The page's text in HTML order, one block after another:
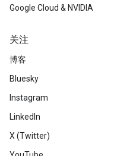
Google Cloud & NVIDIA
关注
博客
Bluesky
Instagram
LinkedIn
X (Twitter)